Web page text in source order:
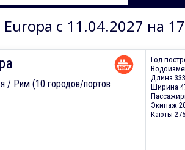
с 11.04.2027 на
/ Рим (10 городов/портов
Год
Длина
Ширина
Экипаж
Каюты